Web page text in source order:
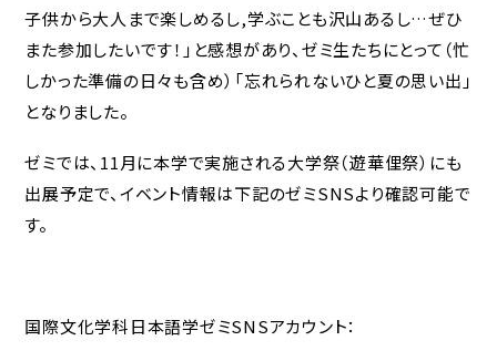
子供から大人まで楽しめるし,学ぶことも沢山あるし…ぜひ
また参加したいです！」と感想があり、ゼミ生たちにとって（忙
しかった準備の日々も含め）「忘れられないひと夏の思い出」
となりました。
ゼミでは、11月に本学で実施される大学祭（遊華俚祭）にも
出展予定で、イベント情報は下記のゼミSNSより確認可能で
す。
国際文化学科日本語学ゼミSNSアカウント：